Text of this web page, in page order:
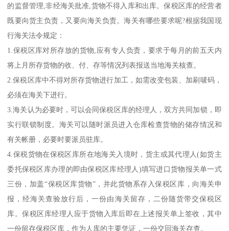
的监督管理,非经海关批准,货物不得入库和出库。保税区库的经营者
既要向货主负责，又要向海关负责。海关有哪些要求呢?根据我国现
行海关法令规定：
1.保税区库对所存放的货物,应有专人负责，要求于每月的前五天内
将上月所存货物的收、付、存等情况列表报送当地海关核查。
2.保税区库中不得对所存货物进行加工，如需改变包装、加刷唛码，
必须在海关下进行。
3.海关认为必要时，可以会同保税区库的经理人，双方共同加锁，即
实行联锁制度。海关可以随时派员进入仓库检查货物的储存情况和
有关帐册，必要时要派员驻库。
4.保税货物在保税区库所在地海关入境时，货主或其代理人(如货主
委托保税区库办理的即由保税区库经理人)填写进口货物报关单一式
三份，加盖“保税区库货物”，并此货物系存入保税区库，向海关申
报，经海关查验放行后，一份由海关留存，二份随货带交保税区
库。保税区库经理人应于货物入库后即在上述报关单上签收，其中
一份留存保税区库，作为人库的主要凭证，一份交回海关存查。